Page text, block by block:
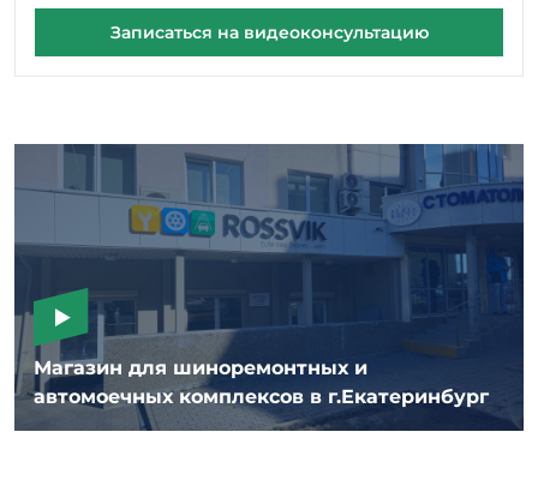
Магазин для шиноремонтных и
автомоечных комплексов в г.Екатеринбург